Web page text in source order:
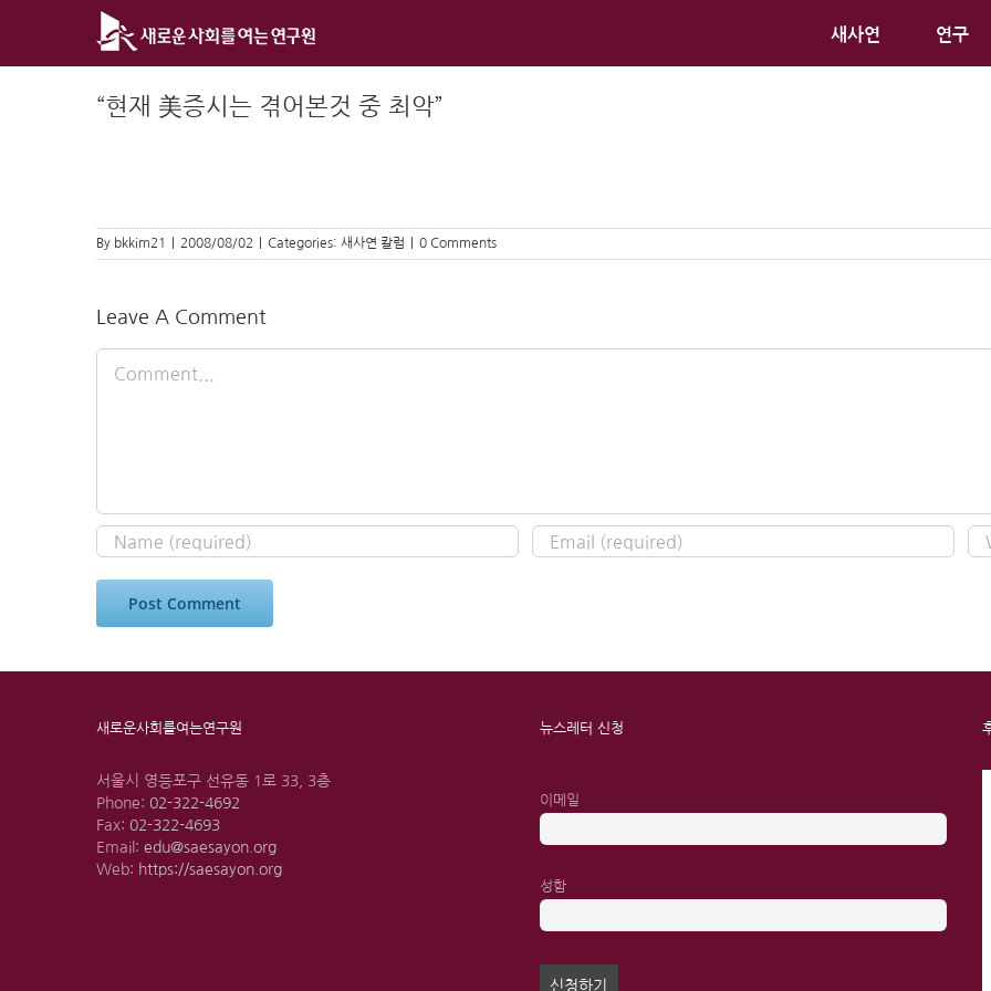
새사연 연구
“현재 美증시는 겪어본것 중 최악”
By bkkim21 2008/08/02 Categories: 새사연 칼럼 0 Comments
Leave A Comment
새로운사회를여는연구원
서울시 영등포구 선유동 1로 33, 3층
Phone: 02-322-4692
Fax: 02-322-4693
Email: edu@saesayon.org
Web: https://saesayon.org
뉴스레터 신청
이메일
성함